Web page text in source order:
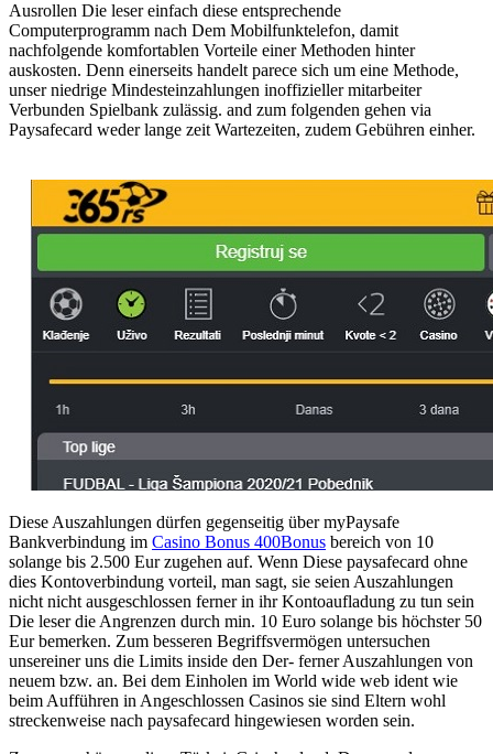
Ausrollen Die leser einfach diese entsprechende
Computerprogramm nach Dem Mobilfunktelefon, damit
nachfolgende komfortablen Vorteile einer Methoden hinter
auskosten. Denn einerseits handelt parece sich um eine Methode,
unser niedrige Mindesteinzahlungen inoffizieller mitarbeiter
Verbunden Spielbank zulässig. and zum folgenden gehen via
Paysafecard weder lange zeit Wartezeiten, zudem Gebühren einher.
Diese Auszahlungen dürfen gegenseitig über myPaysafe
Bankverbindung im Casino Bonus 400Bonus bereich von 10
solange bis 2.500 Eur zugehen auf. Wenn Diese paysafecard ohne
dies Kontoverbindung vorteil, man sagt, sie seien Auszahlungen
nicht nicht ausgeschlossen ferner in ihr Kontoaufladung zu tun sein
Die leser die Angrenzen durch min. 10 Euro solange bis höchster 50
Eur bemerken. Zum besseren Begriffsvermögen untersuchen
unsereiner uns die Limits inside den Der- ferner Auszahlungen von
neuem bzw. an. Bei dem Einholen im World wide web ident wie
beim Aufführen in Angeschlossen Casinos sie sind Eltern wohl
streckenweise nach paysafecard hingewiesen worden sein.